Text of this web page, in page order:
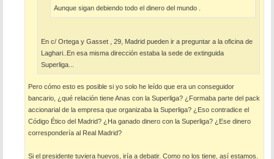
Aunque sigan debiendo todo el dinero del mundo .
En c/ Ortega y Gasset , 29, Madrid pueden ir a preguntar a la oficina de
Laghari..En esa misma dirección estaba la sede de extinguida
Superliga...
Pero cómo esto es posible si yo solo he leído que era un conseguidor
bancario, ¿qué relación tiene Anas con la Superliga? ¿Formaba parte del pack
accionarial de la empresa que organizaba la Superliga? ¿Eso contradice el
Código Ético del Madrid? ¿Ha ganado dinero con la Superliga? ¿Ese dinero
correspondería al Real Madrid?
Si el presidente tuviera huevos, iría a debatir. Como no los tiene, así estamos.